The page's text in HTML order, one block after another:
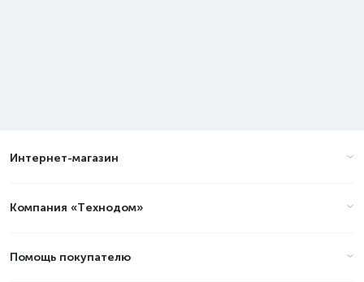
Интернет-магазин
Компания «Технодом»
Помощь покупателю